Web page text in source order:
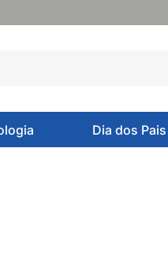
Dia dos Pais